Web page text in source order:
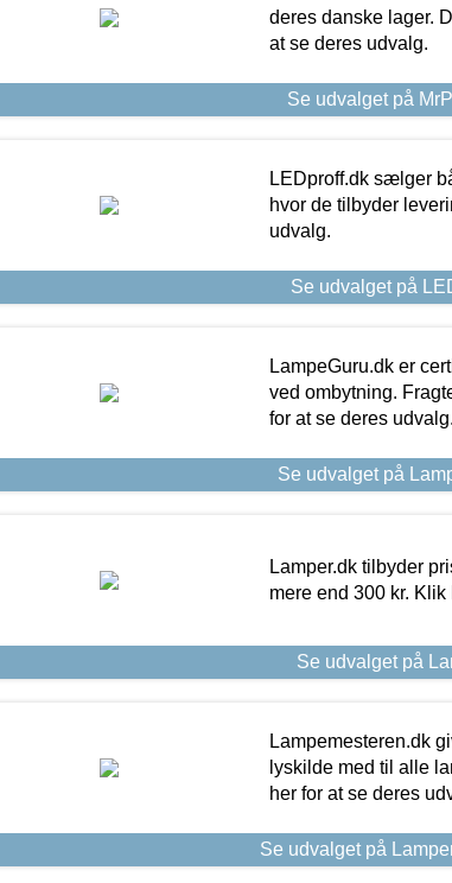
deres danske lager.
at se deres udvalg.
Se udvalget på
LEDproff.dk sælger
hvor de tilbyder
udvalg.
Se udvalget på
LampeGuru.dk er
ved ombytning.
for at se deres udvalg.
Se udvalget på
Lamper.dk tilbyder
mere end 300 kr.
Se udvalget på
Lampemesteren.dk
lyskilde med til alle
her for at se deres
Se udvalget på